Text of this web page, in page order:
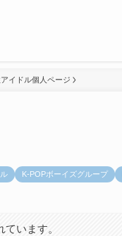
イドル個人ページ
K-POPボーイズグループ
います。